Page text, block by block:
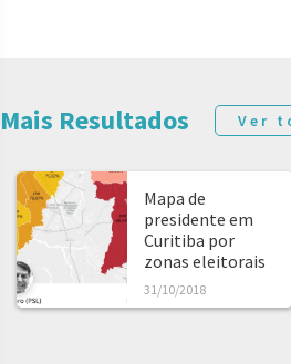
Mais Resultados Ver
Mapa de
presidente em
Curitiba por
zonas eleitorais
31/10/2018